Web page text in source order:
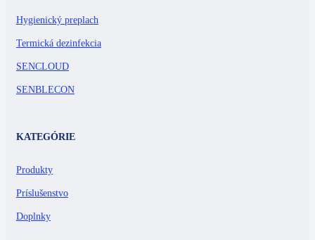
Hygienický preplach
Termická dezinfekcia
SENCLOUD
SENBLECON
KATEGÓRIE
Produkty
Príslušenstvo
Doplnky